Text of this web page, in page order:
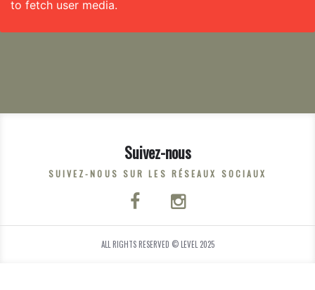
to fetch user media.
Suivez-nous
SUIVEZ-NOUS SUR LES RÉSEAUX SOCIAUX
ALL RIGHTS RESERVED © LEVEL 2025